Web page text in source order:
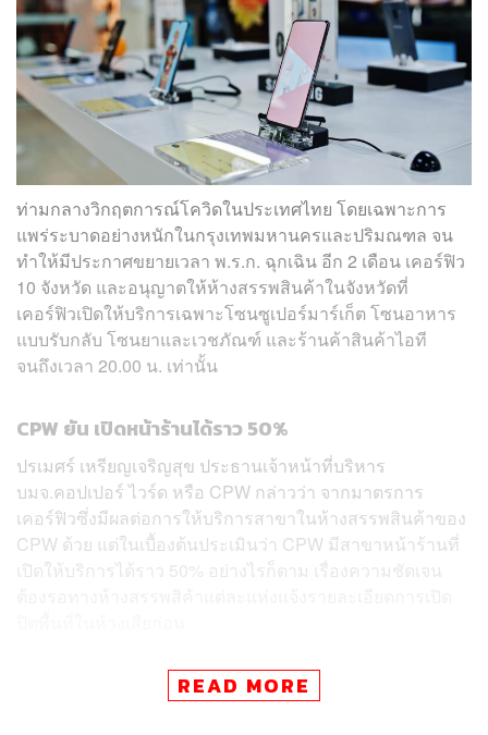
ท่ามกลางวิกฤตการณ์โควิดในประเทศไทย โดยเฉพาะการ
แพร่ระบาดอย่างหนักในกรุงเทพมหานครและปริมณฑล จน
ทำให้มีประกาศขยายเวลา พ.ร.ก. ฉุกเฉิน อีก 2 เดือน เคอร์ฟิว
10 จังหวัด และอนุญาตให้ห้างสรรพสินค้าในจังหวัดที่
เคอร์ฟิวเปิดให้บริการเฉพาะโซนซูเปอร์มาร์เก็ต โซนอาหาร
แบบรับกลับ โซนยาและเวชภัณฑ์ และร้านค้าสินค้าไอที
จนถึงเวลา 20.00 น. เท่านั้น
CPW ยัน เปิดหน้าร้านได้ราว 50%
ปรเมศร์ เหรียญเจริญสุข ประธานเจ้าหน้าที่บริหาร
บมจ.คอปเปอร์ ไวร์ด หรือ CPW กล่าวว่า จากมาตรการ
เคอร์ฟิวซึ่งมีผลต่อการให้บริการสาขาในห้างสรรพสินค้าของ
CPW ด้วย แต่ในเบื้องต้นประเมินว่า CPW มีสาขาหน้าร้านที่
เปิดให้บริการได้ราว 50% อย่างไรก็ตาม เรื่องความชัดเจน
“จริงๆ ห้างก็อยากเปิด และก็อยากให้มีทราฟฟิกเยอะๆ แต่ห้าง
ก็ต้องประเมินความคุ้มค่าในการเปิดพื้นที่ด้วย เนื่องจากแต่ละ
READ MORE